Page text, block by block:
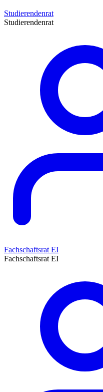
Studierendenrat
Studierendenrat
Fachschaftsrat EI
Fachschaftsrat EI